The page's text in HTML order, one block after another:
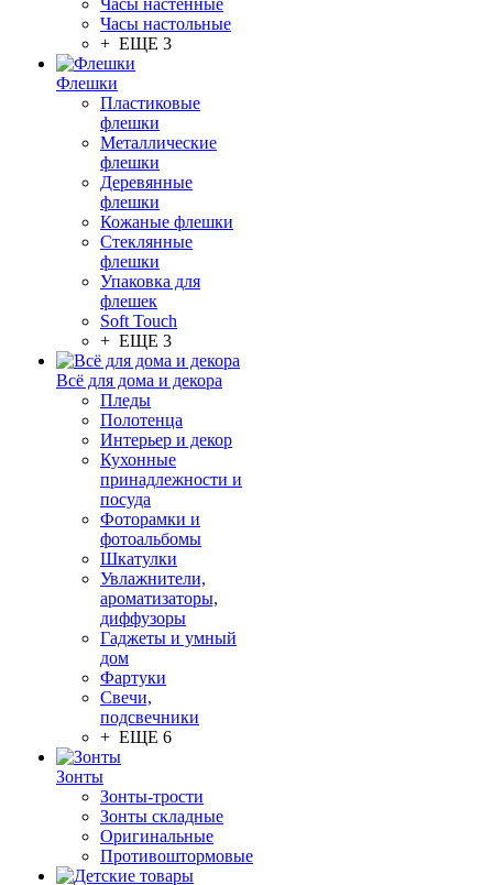
Часы настенные
Часы настольные
+ ЕЩЕ 3
Флешки
Пластиковые
флешки
Металлические
флешки
Деревянные
флешки
Кожаные флешки
Стеклянные
флешки
Упаковка для
флешек
Soft Touch
+ ЕЩЕ 3
Всё для дома и декора
Пледы
Полотенца
Интерьер и декор
Кухонные
принадлежности и
посуда
Фоторамки и
фотоальбомы
Шкатулки
Увлажнители,
ароматизаторы,
диффузоры
Гаджеты и умный
дом
Фартуки
Свечи,
подсвечники
+ ЕЩЕ 6
Зонты
Зонты-трости
Зонты складные
Оригинальные
Противоштормовые